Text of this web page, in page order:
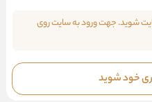
شوید. جهت ورود به سایت روی
خود شوید